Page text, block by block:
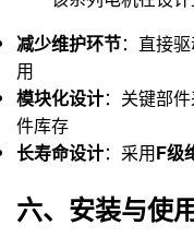
减少维护环节：直接
用
模块化设计：关键部
件库存
长寿命设计：采用F级
六、安装与使